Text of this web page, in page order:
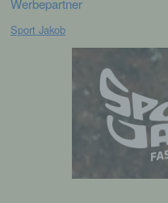
Sport JakobRegistrierung auf
Die betroffene Person
der Internetseite des
Verantwortlichen unter
personenbezogenen
Welche
für die Verarbeitung
werden, ergibt sich
Eingabemaske, die für
verwendet wird. Die